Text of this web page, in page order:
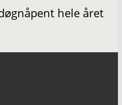
hele året